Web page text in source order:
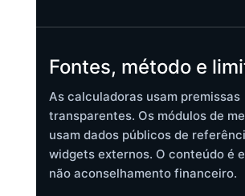
Fontes, método e
As calculadoras usam premissas
transparentes. Os módulos de
usam dados públicos de
widgets externos. O conteúdo é
não aconselhamento financeiro.